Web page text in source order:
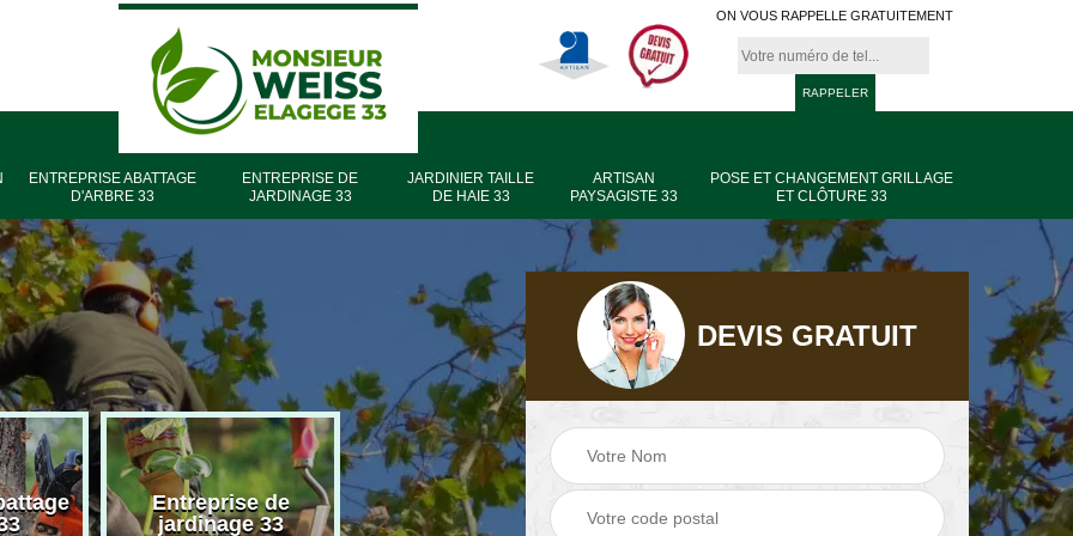
ON VOUS RAPPELLE GRATUITEMENT
ENTREPRISE ABATTAGE
D'ARBRE 33
ENTREPRISE DE
JARDINAGE 33
JARDINIER TAILLE
DE HAIE 33
ARTISAN
PAYSAGISTE 33
POSE ET CHANGEMENT GRILLAGE
ET CLÔTURE 33
Entreprise de
jardinage 33
Entreprise élagage
33
haie 33
Artisan paysagiste
33
DEVIS GRATUIT